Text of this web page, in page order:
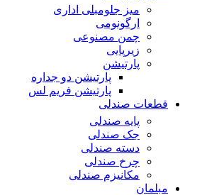
میز جلومبلی اداری
ارگونومی
چمن مصنوعی
زیرپایی
پارتیشن
پارتیشن دو جداره
پارتیشن فریم لس
قطعات صندلی
پایه صندلی
جک صندلی
دسته صندلی
چرخ صندلی
مکانیزم صندلی
مبلمان